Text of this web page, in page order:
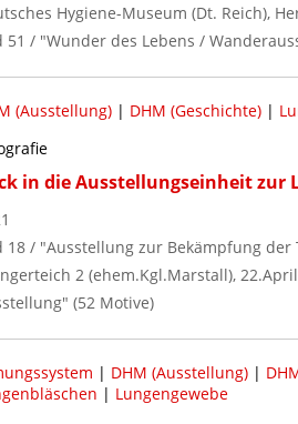
Hygiene-Museum (Dt. Reich),
51 / "Wunder des Lebens /
(Ausstellung)| DHM (Geschichte)|
in die Ausstellungseinheit zur
18 / "Ausstellung zur Bekämpfung
2 (ehem.Kgl.Marstall),
(52 Motive)
| DHM (Ausstellung)|
| Lungengewebe